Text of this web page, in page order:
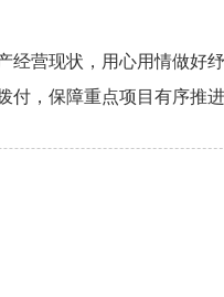
经营现状，用心用情做好
，保障重点项目有序推进